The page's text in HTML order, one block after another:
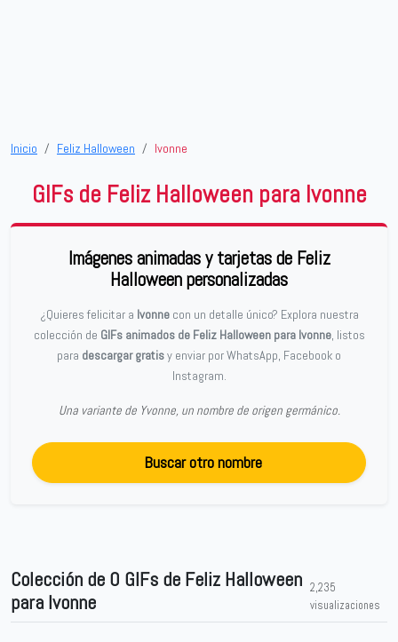
Inicio Feliz Halloween Ivonne
GIFs de Feliz Halloween para Ivonne
Imágenes animadas y tarjetas de Feliz
Halloween personalizadas
¿Quieres felicitar a Ivonnecon un detalle único? Explora nuestra
colección de GIFs animados de Feliz Halloween para Ivonne, listos
para descargar gratisy enviar por WhatsApp, Facebook o
Instagram.
Una variante de Yvonne, un nombre de origen germánico.
Buscar otro nombre
Colección de 0 GIFs de Feliz Halloween
para Ivonne
2,235
visualizaciones